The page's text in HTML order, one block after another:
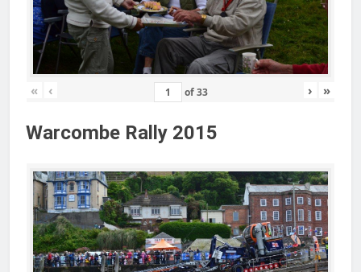
« ‹ of33 › »
Warcombe Rally 2015